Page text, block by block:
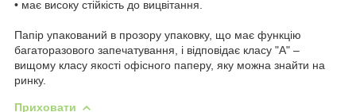
• має високу стійкість до вицвітання.
Папір упакований в прозору упаковку, що має функцію
багаторазового запечатування, і відповідає класу "А" –
вищому класу якості офісного паперу, яку можна знайти на
ринку.
Приховати